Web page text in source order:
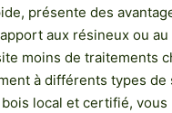
présente des
aux résineux ou au
moins de traitements
à différents types de
local et certifié, vous